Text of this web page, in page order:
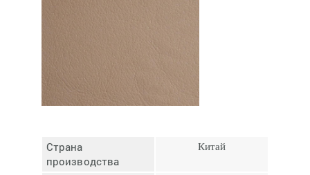
Страна
производства
Китай